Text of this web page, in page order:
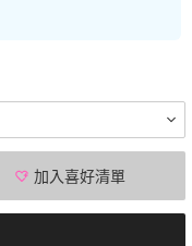
加入喜好清單